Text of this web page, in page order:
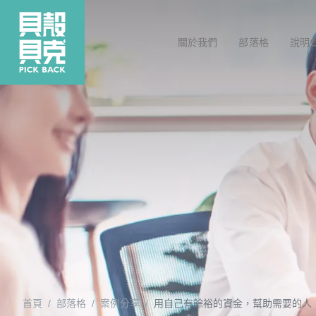
關於我們 部落格 說明
首頁 部落格 案例分享 用自己有餘裕的資金，幫助需要的人